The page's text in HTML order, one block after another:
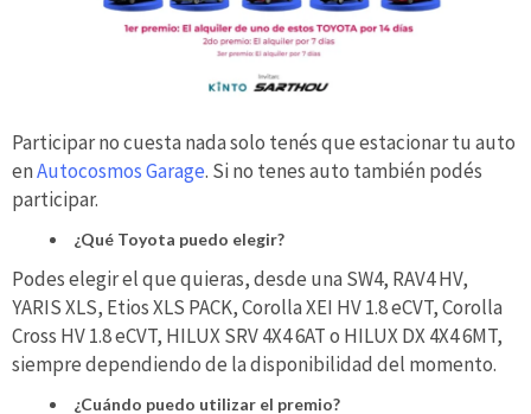
Participar no cuesta nada solo tenés que estacionar tu auto
enAutocosmos Garage. Si no tenes auto también podés
participar.
¿Qué Toyota puedo elegir?
Podes elegir el que quieras, desde una SW4, RAV4 HV,
YARIS XLS, Etios XLS PACK, Corolla XEI HV 1.8 eCVT, Corolla
Cross HV 1.8 eCVT, HILUX SRV 4X4 6AT o HILUX DX 4X4 6MT,
siempre dependiendo de la disponibilidad del momento.
¿Cuándo puedo utilizar el premio?